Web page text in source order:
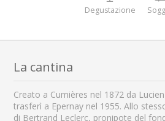
Degustazione
La cantina
Creato a Cumières nel 1872 da
trasferì a Epernay nel 1955. Allo
di Bertrand Leclerc, pronipote del